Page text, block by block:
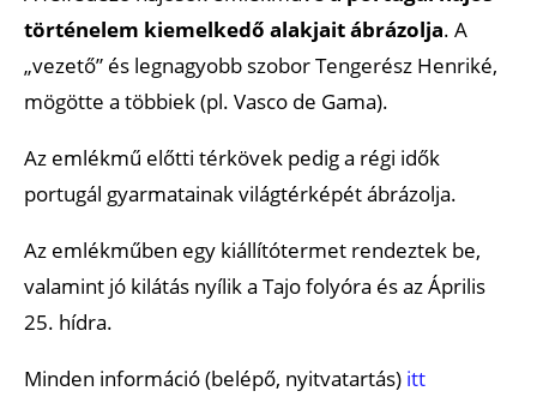
történelem kiemelkedő alakjait ábrázolja. A
„vezető” és legnagyobb szobor Tengerész Henriké,
mögötte a többiek (pl. Vasco de Gama).
Az emlékmű előtti térkövek pedig a régi idők
portugál gyarmatainak világtérképét ábrázolja.
Az emlékműben egy kiállítótermet rendeztek be,
valamint jó kilátás nyílik a Tajo folyóra és az Április
25. hídra.
Minden információ (belépő, nyitvatartás) itt